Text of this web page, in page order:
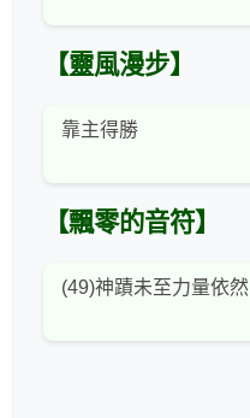
【靈風漫步】
靠主得勝
【飄零的音符】
(49)神蹟未至力量依然